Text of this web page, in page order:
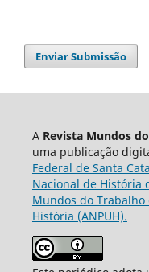
Enviar Submissão
A Revista Mundos
uma publicação
Federal de Santa
Nacional de História
Mundos do Trabalho
História (ANPUH).